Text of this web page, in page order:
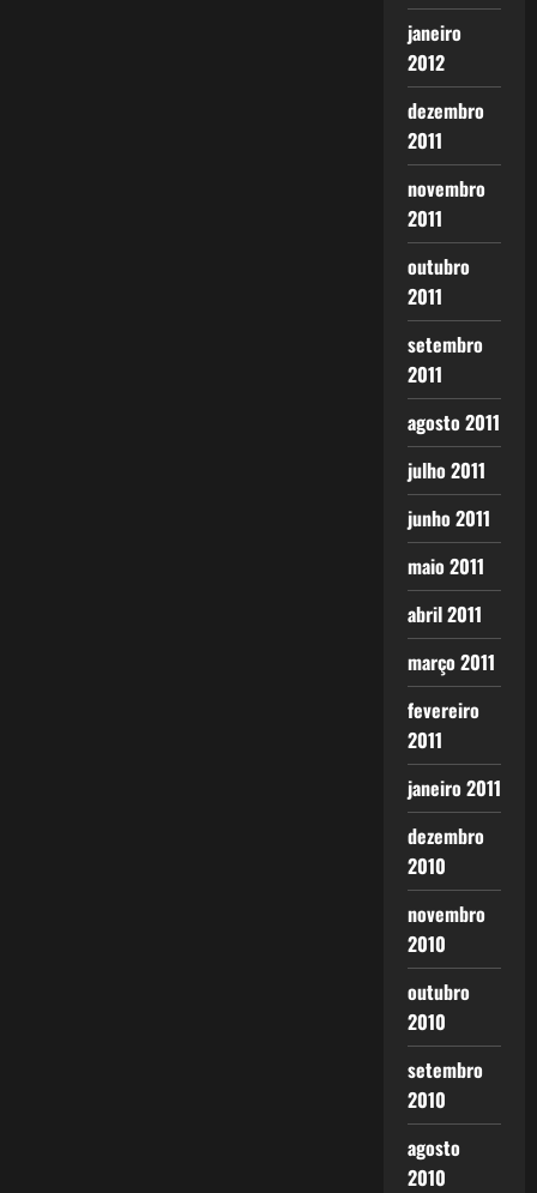
janeiro
2012
dezembro
2011
novembro
2011
outubro
2011
setembro
2011
agosto 2011
julho 2011
junho 2011
maio 2011
abril 2011
março 2011
fevereiro
2011
janeiro 2011
dezembro
2010
novembro
2010
outubro
2010
setembro
2010
agosto
2010